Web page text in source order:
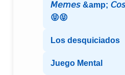
𝘔𝘦𝘮𝘦𝘴 &amp;
😝😝
Los desquiciados
Juego Mental